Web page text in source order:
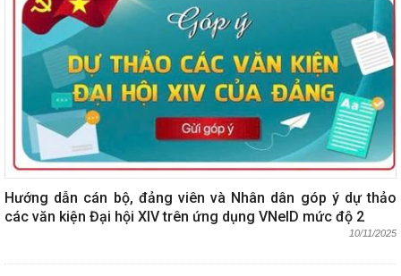
Hướng dẫn cán bộ, đảng viên và Nhân dân góp ý dự thảo
các văn kiện Đại hội XIV trên ứng dụng VNeID mức độ 2
10/11/2025